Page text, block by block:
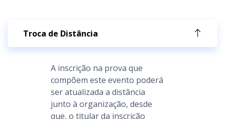
Troca de Distância
A inscrição na prova que
compõem este evento poderá
ser atualizada a distância
junto à organização, desde
que, o titular da inscrição